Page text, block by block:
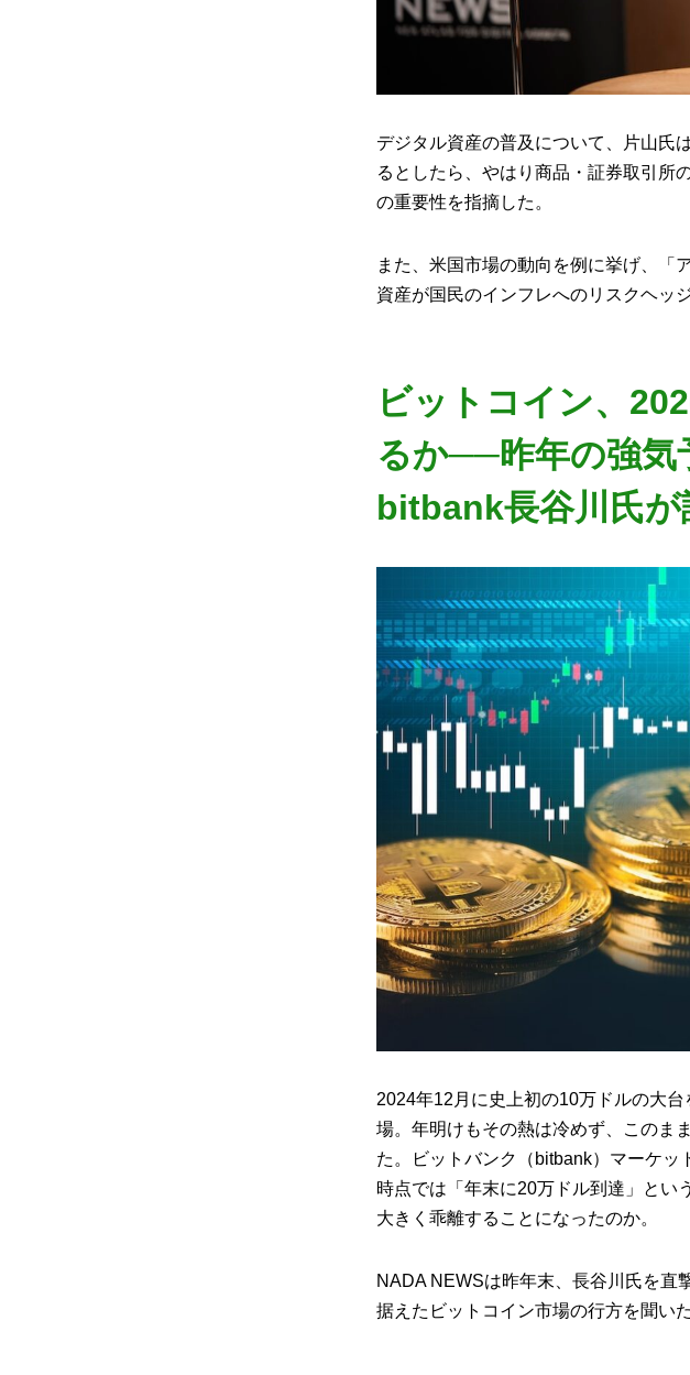
デジタル資産の普及について、片山氏
るとしたら、やはり商品・証券取引所
の重要性を指摘した。
また、米国市場の動向を例に挙げ、「
資産が国民のインフレへのリスクヘッ
ビットコイン、
るか──昨年の強気
bitbank長谷川氏が
2024年12月に史上初の10万ドルの大
場。年明けもその熱は冷めず、このま
た。ビットバンク（bitbank）マーケ
時点では「年末に20万ドル到達」とい
大きく乖離することになったのか。
NADA NEWSは昨年末、長谷川氏を直
据えたビットコイン市場の行方を聞いた